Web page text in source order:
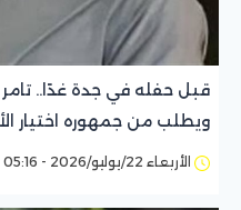
قبل حفله في جدة غدًا..
ويطلب من جمهوره اختيار
الأربعاء 22/يوليو/2026 - 05:16 م